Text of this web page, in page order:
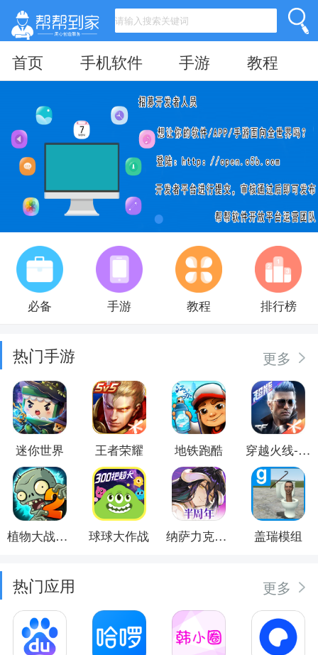
首页 手机软件 手游 教程
必备 手游 教程 排行榜
热门手游 更多
迷你世界 王者荣耀 地铁跑酷 穿越火线-枪战王者
植物大战僵尸2 球球大作战 纳萨力克之王 盖瑞模组
热门应用 更多